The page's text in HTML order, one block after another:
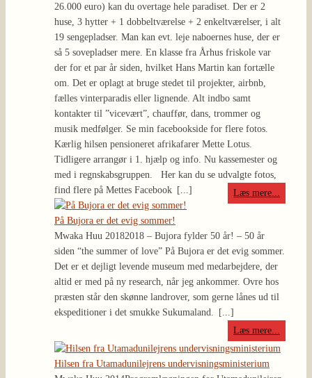
26.000 euro) kan du overtage hele paradiset. Der er 2
huse, 3 hytter + 1 dobbeltværelse + 2 enkeltværelser, i alt
19 sengepladser. Man kan evt. leje naboernes huse, der er
så 5 sovepladser mere. En klasse fra Århus friskole var
der for et par år siden, hvilket Hans Martin kan fortælle
om. Det er oplagt at bruge stedet til projekter, airbnb,
fælles vinterparadis eller lignende. Alt indbo samt
kontakter til ”vicevært”, chauffør, dans, trommer og
musik medfølger. Se min facebookside for flere fotos.
Kærlig hilsen pensioneret afrikafarer Mette Lotus.
Tidligere arrangør i 1. hjælp og info. Nu kassemester og
med i regnskabsgruppen. Her kan du se udvalgte fotos,
find flere på Mettes Facebook [...] Læs mere...
På Bujora er det evig sommer!
Mwaka Huu 20182018 – Bujora fylder 50 år! – 50 år
siden “the summer of love” På Bujora er det evig sommer.
Det er et dejligt levende museum med medarbejdere, der
altid er med på ny research, når jeg ankommer. Ovre hos
præsten står den skønne landrover, som gerne lånes ud til
ekspeditioner i det smukke Sukumaland.
[...]
Læs mere...
Hilsen fra Utamadunilejrens undervisningsministerium